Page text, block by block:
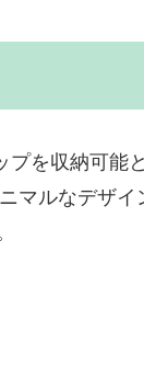
を収納可能
マルなデザ